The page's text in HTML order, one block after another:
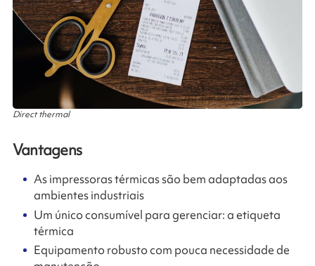
Direct thermal
Vantagens
As impressoras térmicas são bem adaptadas aos
ambientes industriais
Um único consumível para gerenciar: a etiqueta
térmica
Equipamento robusto com pouca necessidade de